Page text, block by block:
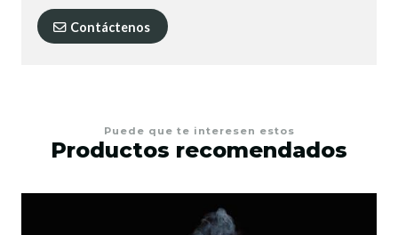
Contáctenos
Puede que te interesen estos
Productos recomendados